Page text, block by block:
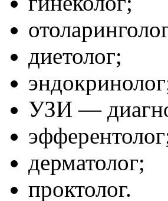
диетолог;
УЗИ —
дерматолог;
проктолог.